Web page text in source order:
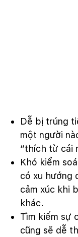
Dễ bị trúng
một người
“thích từ cái
Khó kiểm
có xu hướng
cảm xúc khi
khác.
Tìm kiếm sự
cũng sẽ dễ